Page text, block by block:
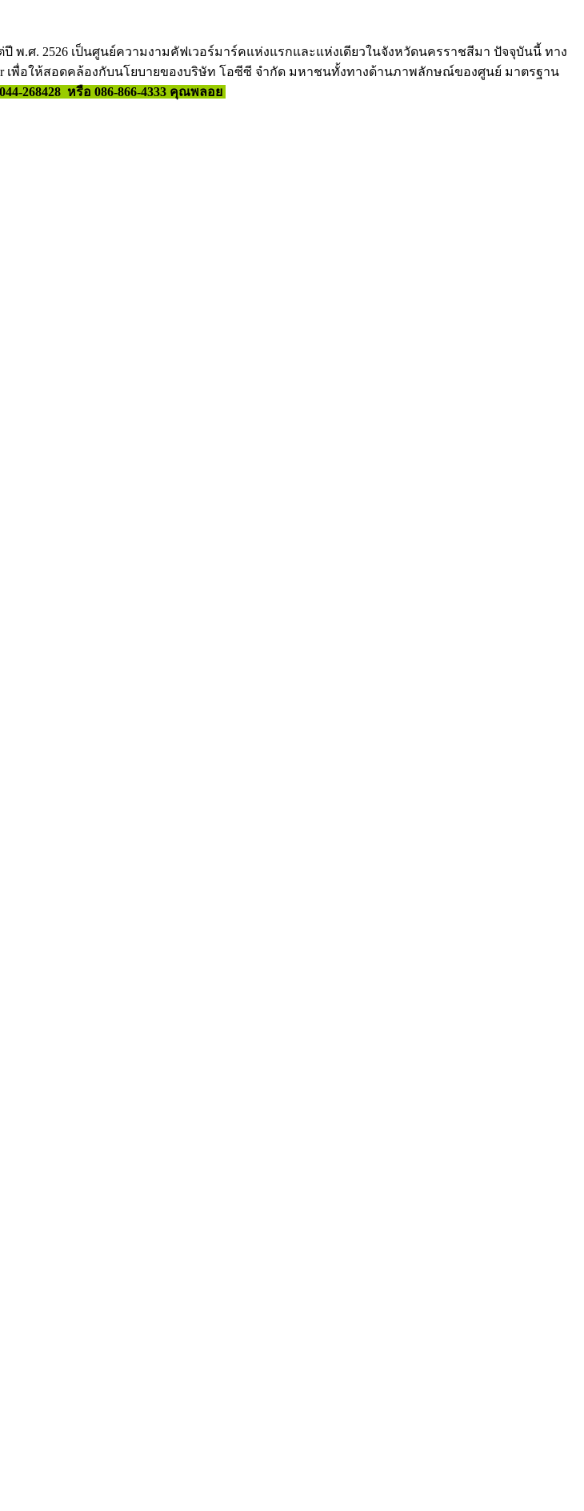
ปี พ.ศ. 2526 เป็นศูนย์ความงามคัฟเวอร์มาร์คแห่งแรกและแห่งเดียวในจังหวัดนครราชสีมา ปัจจุบันนี้ ทาง
เพื่อให้สอดคล้องกับนโยบายของบริษัท โอซีซี จำกัด มหาชนทั้งทางด้านภาพลักษณ์ของศูนย์ มาตรฐาน
268428 หรือ 086-866-4333 คุณพลอย